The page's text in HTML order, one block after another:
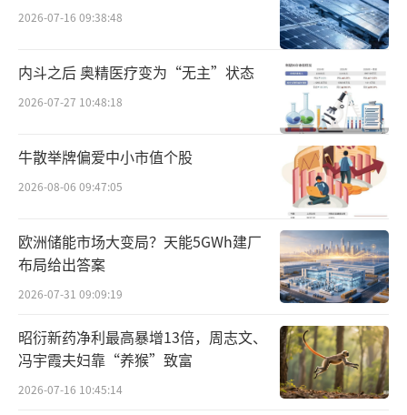
而今，登陆二级市场后，投资者似乎并不
买账。后续的表现，也有待观察。
“线上卖药”生意竞争大
“线上卖药”这门生意的市场前景如何？
米内网数据显示，2023年网上药店（药品+非药
品）零售规模超过3000亿元，同比增长约1
相较于线下，线上药房价格优惠、类目丰
富，是非药健康产品重要的销售渠道。近年
来，随着《药品网络销售监督管理办法》的落
地，网络购药意识的逐年提高，医药电商市场
仍有较大的增长空间。
2026-07-16 09:38:48
内斗之后 奥精医疗变为“无主”状态
2026-07-27 10:48:18
牛散举牌偏爱中小市值个股
2026-08-06 09:47:05
欧洲储能市场大变局？天能5GWh建厂
布局给出答案
2026-07-31 09:09:19
昭衍新药净利最高暴增13倍，周志文、
冯宇霞夫妇靠“养猴”致富
2026-07-16 10:45:14